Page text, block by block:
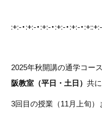
:+:-・:+:-・:+:-・:+:-・:+:-・
2025年秋開講の通学コー
阪教室（平日・土日）共
3回目の授業（11月上旬